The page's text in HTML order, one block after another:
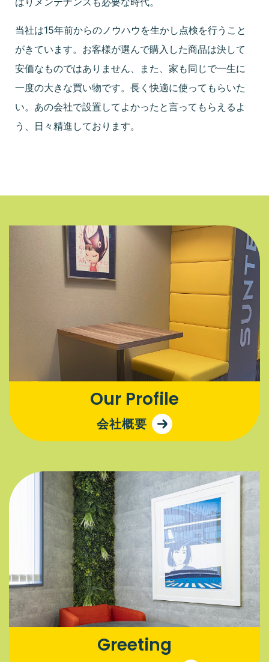
当社は15年前からのノウハウを生かし点検を行うこと
がきています。お客様が選んで購入した商品は決して
安価なものではありません、また、家も同じで一生に
一度の大きな買い物です。長く快適に使ってもらいた
い。あの会社で設置してよかったと言ってもらえるよ
う、日々精進しております。
Our Profile
会社概要
Greeting